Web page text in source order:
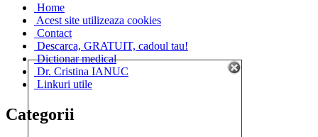
Home
Acest site utilizeaza cookies
Contact
Descarca, GRATUIT, cadoul tau!
Dictionar medical
Dr. Cristina IANUC
Linkuri utile
Categorii